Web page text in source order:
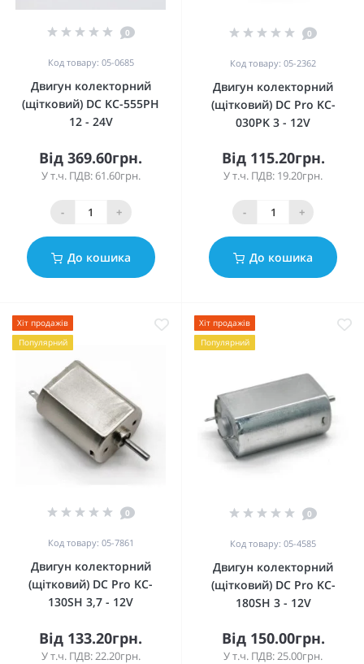
0
Код товару: 05-0685
Двигун колекторний
(щітковий) DC KC-555PH
12 - 24V
Від 369.60грн.
У т.ч. ПДВ: 61.60грн.
- +
До кошика
0
Код товару: 05-2362
Двигун колекторний
(щітковий) DC Pro KC-
030PK 3 - 12V
Від 115.20грн.
У т.ч. ПДВ: 19.20грн.
- +
До кошика
Хіт продажів
Популярний
0
Код товару: 05-7861
Двигун колекторний
(щітковий) DC Pro KC-
130SH 3,7 - 12V
Від 133.20грн.
У т.ч. ПДВ: 22.20грн.
Хіт продажів
Популярний
0
Код товару: 05-4585
Двигун колекторний
(щітковий) DC Pro KC-
180SH 3 - 12V
Від 150.00грн.
У т.ч. ПДВ: 25.00грн.